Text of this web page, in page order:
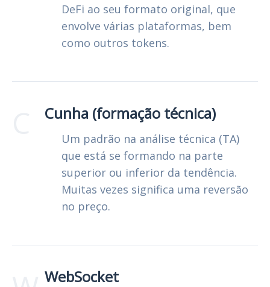
DeFi ao seu formato original, que
envolve várias plataformas, bem
como outros tokens.
Cunha (formação técnica)
Um padrão na análise técnica (TA)
que está se formando na parte
superior ou inferior da tendência.
Muitas vezes significa uma reversão
no preço.
WebSocket